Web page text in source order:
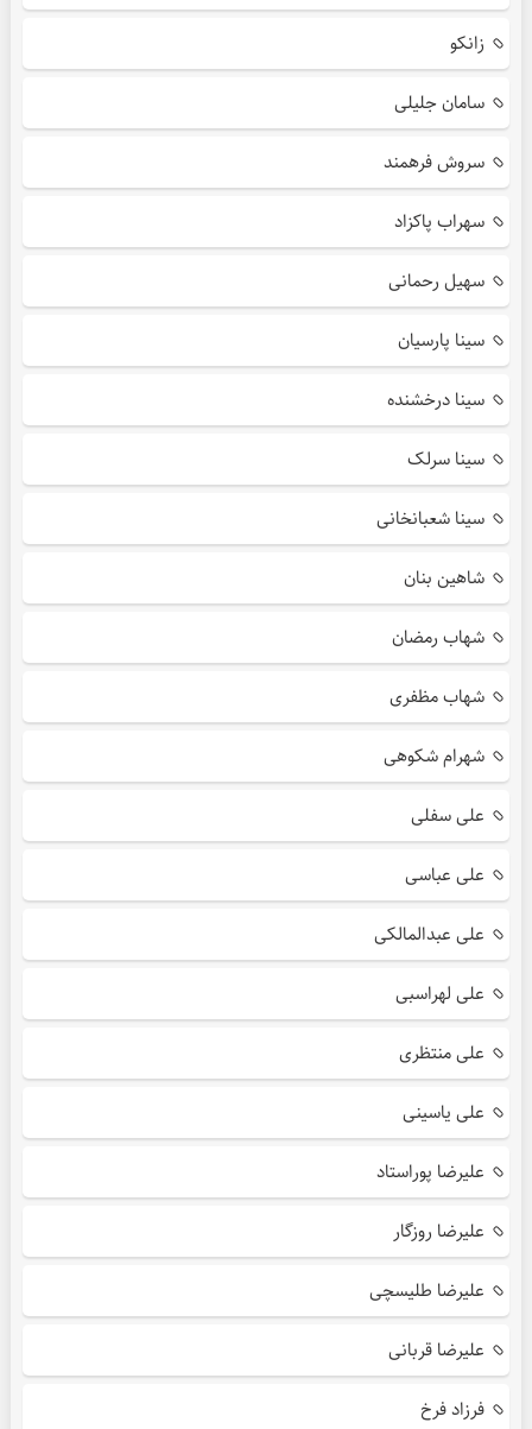
زانکو
سامان جلیلی
سروش فرهمند
سهراب پاکزاد
سهیل رحمانی
سینا پارسیان
سینا درخشنده
سینا سرلک
سینا شعبانخانی
شاهین بنان
شهاب رمضان
شهاب مظفری
شهرام شکوهی
علی سفلی
علی عباسی
علی عبدالمالکی
علی لهراسبی
علی منتظری
علی یاسینی
علیرضا پوراستاد
علیرضا روزگار
علیرضا طلیسچی
علیرضا قربانی
فرزاد فرخ